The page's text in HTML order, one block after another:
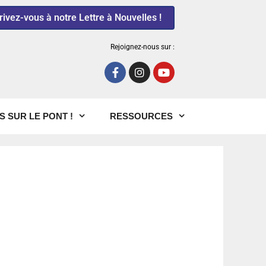
vous à notre Lettre à Nouvelles !
Rejoignez-nous sur :
SUR LE PONT ! RESSOURCES